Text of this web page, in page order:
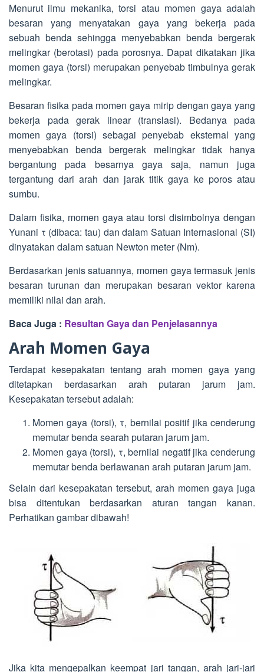
Menurut ilmu mekanika, torsi atau momen gaya adalah
besaran yang menyatakan gaya yang bekerja pada
sebuah benda sehingga menyebabkan benda bergerak
melingkar (berotasi) pada porosnya. Dapat dikatakan jika
momen gaya (torsi) merupakan penyebab timbulnya gerak
melingkar.
Besaran fisika pada momen gaya mirip dengan gaya yang
bekerja pada gerak linear (translasi). Bedanya pada
momen gaya (torsi) sebagai penyebab eksternal yang
menyebabkan benda bergerak melingkar tidak hanya
bergantung pada besarnya gaya saja, namun juga
tergantung dari arah dan jarak titik gaya ke poros atau
sumbu.
Dalam fisika, momen gaya atau torsi disimbolnya dengan
Yunani τ (dibaca: tau) dan dalam Satuan Internasional (SI)
dinyatakan dalam satuan Newton meter (Nm).
Berdasarkan jenis satuannya, momen gaya termasuk jenis
besaran turunan dan merupakan besaran vektor karena
memiliki nilai dan arah.
Baca Juga : Resultan Gaya dan Penjelasannya
Arah Momen Gaya
Terdapat kesepakatan tentang arah momen gaya yang
ditetapkan berdasarkan arah putaran jarum jam.
Kesepakatan tersebut adalah:
Momen gaya (torsi), τ, bernilai positif jika cenderung
memutar benda searah putaran jarum jam.
Momen gaya (torsi), τ, bernilai negatif jika cenderung
memutar benda berlawanan arah putaran jarum jam.
Selain dari kesepakatan tersebut, arah momen gaya juga
bisa ditentukan berdasarkan aturan tangan kanan.
Perhatikan gambar dibawah!
Jika kita mengepalkan keempat jari tangan, arah jari-jari